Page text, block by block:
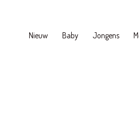
Nieuw Baby Jongens